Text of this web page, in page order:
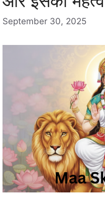
September 30, 2025